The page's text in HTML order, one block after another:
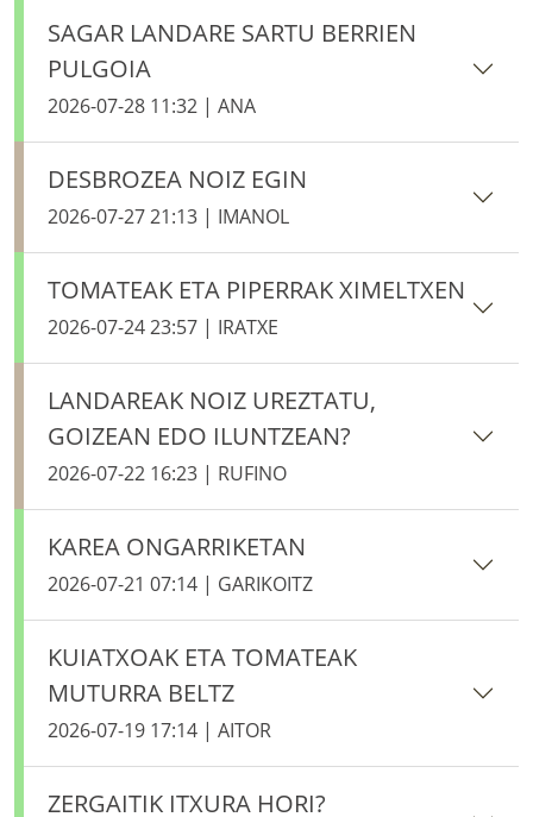
SAGAR LANDARE SARTU BERRIEN
PULGOIA
2026-07-28 11:32 | ANA
DESBROZEA NOIZ EGIN
2026-07-27 21:13 | IMANOL
TOMATEAK ETA PIPERRAK XIMELTXEN
2026-07-24 23:57 | IRATXE
LANDAREAK NOIZ UREZTATU,
GOIZEAN EDO ILUNTZEAN?
2026-07-22 16:23 | RUFINO
KAREA ONGARRIKETAN
2026-07-21 07:14 | GARIKOITZ
KUIATXOAK ETA TOMATEAK
MUTURRA BELTZ
2026-07-19 17:14 | AITOR
ZERGAITIK ITXURA HORI?